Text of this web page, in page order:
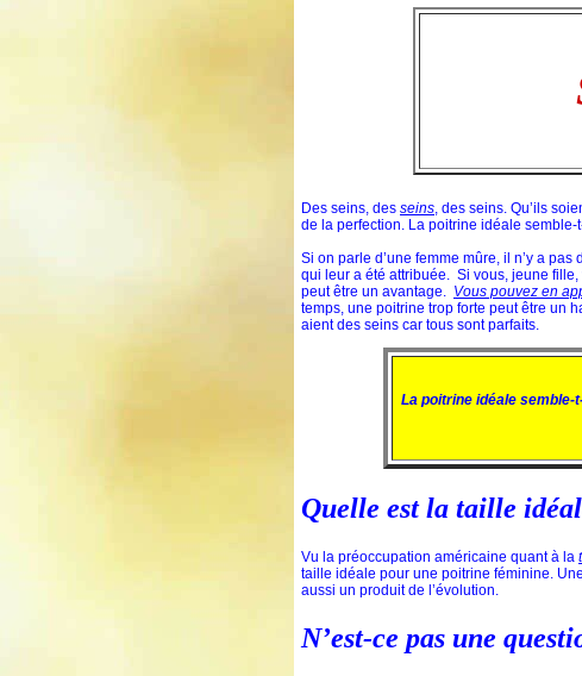
Des seins, des seins, des seins. Qu’ils
de la perfection. La poitrine idéale
Si on parle d’une femme mûre, il n’y a pas
qui leur a été attribuée. Si vous, jeune
peut être un avantage. Vous pouvez en
temps, une poitrine trop forte peut être un
aient des seins car tous sont parfaits.
La poitrine idéale semble-
Quelle est la taille
Vu la préoccupation américaine quant à la
taille idéale pour une poitrine féminine.
aussi un produit de l’évolution.
N’est-ce pas une